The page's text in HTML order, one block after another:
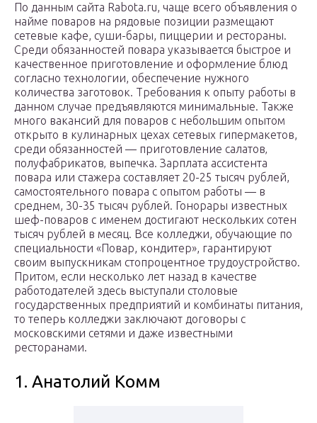
По данным сайта Rabota.ru, чаще всего объявления о
найме поваров на рядовые позиции размещают
сетевые кафе, суши-бары, пиццерии и рестораны.
Среди обязанностей повара указывается быстрое и
качественное приготовление и оформление блюд
согласно технологии, обеспечение нужного
количества заготовок. Требования к опыту работы в
данном случае предъявляются минимальные. Также
много вакансий для поваров с небольшим опытом
открыто в кулинарных цехах сетевых гипермакетов,
среди обязанностей — приготовление салатов‚
полуфабрикатов‚ выпечка. Зарплата ассистента
повара или стажера составляет 20-25 тысяч рублей,
самостоятельного повара с опытом работы — в
среднем, 30-35 тысяч рублей. Гонорары известных
шеф-поваров с именем достигают нескольких сотен
тысяч рублей в месяц. Все колледжи, обучающие по
специальности «Повар, кондитер», гарантируют
своим выпускникам стопроцентное трудоустройство.
Притом, если несколько лет назад в качестве
работодателей здесь выступали столовые
государственных предприятий и комбинаты питания,
то теперь колледжи заключают договоры с
московскими сетями и даже известными
ресторанами.
1. Анатолий Комм